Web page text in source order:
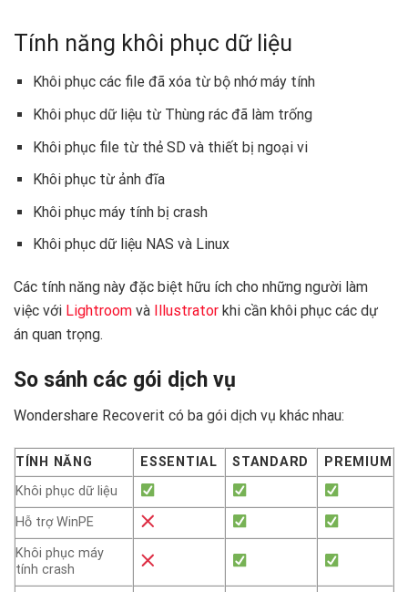
Tính năng khôi phục dữ liệu
Khôi phục các file đã xóa từ bộ nhớ máy tính
Khôi phục dữ liệu từ Thùng rác đã làm trống
Khôi phục file từ thẻ SD và thiết bị ngoại vi
Khôi phục từ ảnh đĩa
Khôi phục máy tính bị crash
Khôi phục dữ liệu NAS và Linux
Các tính năng này đặc biệt hữu ích cho những người làm
việc với Lightroom và Illustrator khi cần khôi phục các dự
án quan trọng.
So sánh các gói dịch vụ
Wondershare Recoverit có ba gói dịch vụ khác nhau:
TÍNH NĂNG ESSENTIAL STANDARD
PREMIUM
Khôi phục dữ liệu
Hỗ trợ WinPE
Khôi phục máy
tính crash